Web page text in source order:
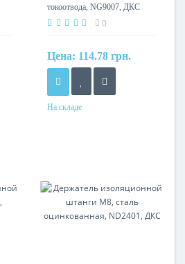
токоотвода, NG9007, ДКС
0
Цена: 114.78 грн.
На складе